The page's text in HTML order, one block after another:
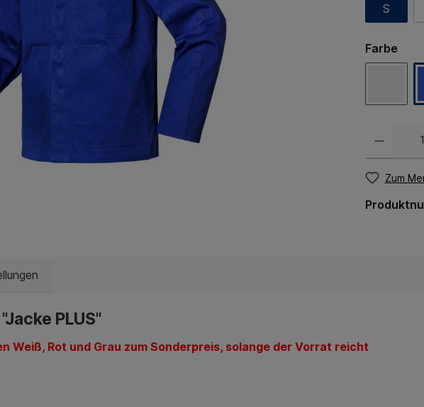
S
Farbe
Zum
PLUS"
Weiß, Rot und Grau zum Sonderpreis, solange der Vorrat reicht